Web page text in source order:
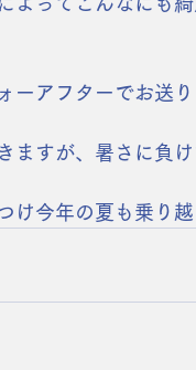
ーアフターでお送り
ますが、暑さに負
け今年の夏も乗り越